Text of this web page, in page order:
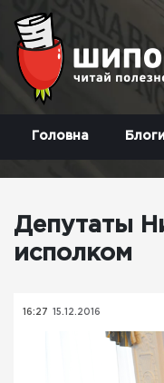
Головна
Депутаты
исполком
16:27 15.12.2016